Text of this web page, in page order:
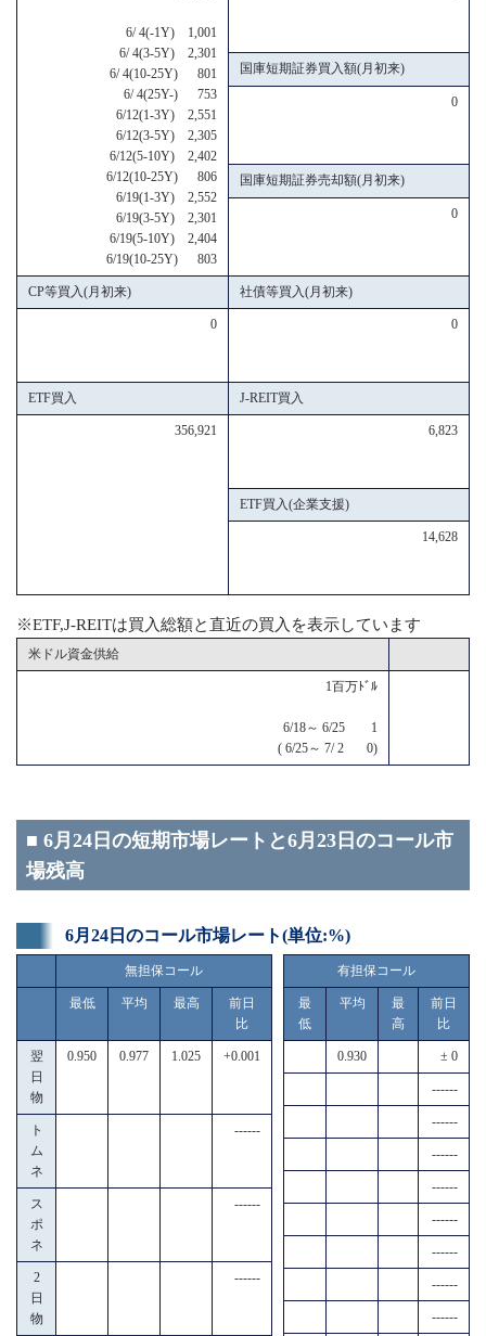
6/ 4(-1Y) 1,001
6/ 4(3-5Y) 2,301
6/ 4(10-25Y) 801
6/ 4(25Y-) 753
6/12(1-3Y) 2,551
6/12(3-5Y) 2,305
6/12(5-10Y) 2,402
6/12(10-25Y) 806
6/19(1-3Y) 2,552
6/19(3-5Y) 2,301
6/19(5-10Y) 2,404
6/19(10-25Y) 803
国庫短期証券買入額(月初来)
0
国庫短期証券売却額(月初来)
0
CP等買入(月初来) 社債等買入(月初来)
0 0
ETF買入 J-REIT買入
356,921 6,823
ETF買入(企業支援)
14,628
※ETF,J-REITは買入総額と直近の買入を表示しています
米ドル資金供給
1百万ﾄﾞﾙ
6/18～ 6/25 1
( 6/25～ 7/ 2 0)
■ 6月24日の短期市場レートと6月23日のコール市
場残高
6月24日のコール市場レート(単位:%)
無担保コール
最低 平均 最高
前日
比
翌
日
物
0.950 0.977 1.025 +0.001
ト
ム
ネ
------
ス
ポ
ネ
------
2
日
物
------
有担保コール
最
低
平均
最
高
前日
比
0.930 ± 0
------
------
------
------
------
------
------
------